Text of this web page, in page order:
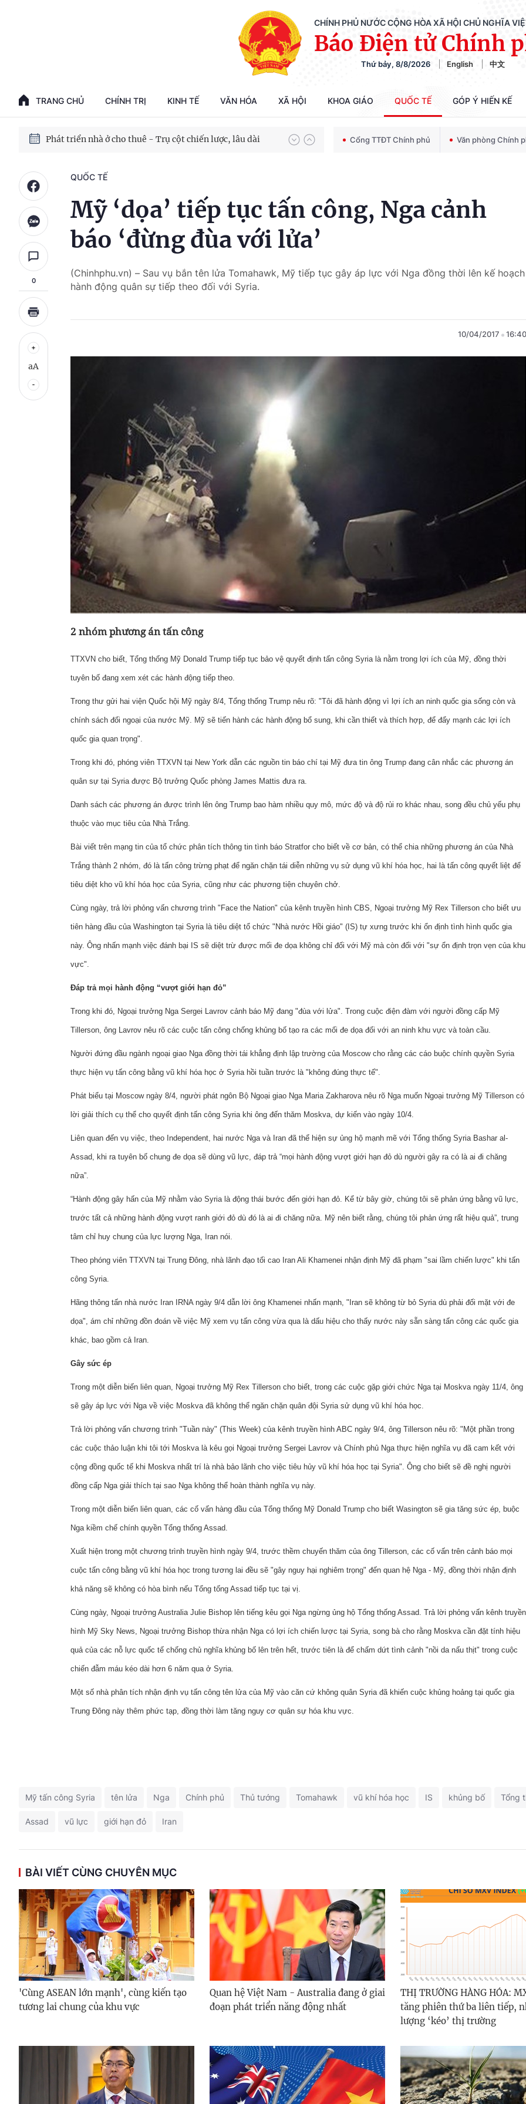
CHÍNH PHỦ NƯỚC CỘNG HÒA XÃ HỘI CHỦ NGHĨA
Báo Điện tử Chính
Thứ bảy, 8/8/2026 English 中文
TRANG CHỦ CHÍNH TRỊ KINH TẾ VĂN HÓA XÃ HỘI KHOA GIÁO QUỐC TẾ GÓP Ý HIẾN KẾ
Phát triển kinh tế nhà nước trong kỷ nguyên mới
Chiến dịch 500 ngày đêm tìm kiếm, quy tập và xác định danh tính hài cốt liệt sĩ
Bảo vệ nền tảng tư tưởng của Đảng trong kỷ nguyên phát triển mới
Phát triển nhà ở cho thuê - Trụ cột chiến lược, lâu dài Cổng TTĐT Chính phủ Văn phòng Chính
0
aA
QUỐC TẾ
Mỹ ‘dọa’ tiếp tục tấn công, Nga cảnh
báo ‘đừng đùa với lửa’
(Chinhphu.vn) – Sau vụ bắn tên lửa Tomahawk, Mỹ tiếp tục gây áp lực với Nga đồng thời lên kế hoạch
hành động quân sự tiếp theo đối với Syria.
10/04/2017 16:40
2 nhóm phương án tấn công
TTXVN cho biết, Tổng thống Mỹ Donald Trump tiếp tục bảo vệ quyết định tấn công Syria là nằm trong lợi ích của Mỹ, đồng thời
tuyên bố đang xem xét các hành động tiếp theo.
Trong thư gửi hai viện Quốc hội Mỹ ngày 8/4, Tổng thống Trump nêu rõ: "Tôi đã hành động vì lợi ích an ninh quốc gia sống còn và
chính sách đối ngoại của nước Mỹ. Mỹ sẽ tiến hành các hành động bổ sung, khi cần thiết và thích hợp, để đẩy mạnh các lợi ích
quốc gia quan trọng".
Trong khi đó, phóng viên TTXVN tại New York dẫn các nguồn tin báo chí tại Mỹ đưa tin ông Trump đang cân nhắc các phương án
quân sự tại Syria được Bộ trưởng Quốc phòng James Mattis đưa ra.
Danh sách các phương án được trình lên ông Trump bao hàm nhiều quy mô, mức độ và độ rủi ro khác nhau, song đều chủ yếu phụ
thuộc vào mục tiêu của Nhà Trắng.
Bài viết trên mạng tin của tổ chức phân tích thông tin tình báo Stratfor cho biết về cơ bản, có thể chia những phương án của Nhà
Trắng thành 2 nhóm, đó là tấn công trừng phạt để ngăn chặn tái diễn những vụ sử dụng vũ khí hóa học, hai là tấn công quyết liệt để
tiêu diệt kho vũ khí hóa học của Syria, cũng như các phương tiện chuyên chở.
Cùng ngày, trả lời phỏng vấn chương trình "Face the Nation" của kênh truyền hình CBS, Ngoại trưởng Mỹ Rex Tillerson cho biết ưu
tiên hàng đầu của Washington tại Syria là tiêu diệt tổ chức "Nhà nước Hồi giáo" (IS) tự xưng trước khi ổn định tình hình quốc gia
này. Ông nhấn mạnh việc đánh bại IS sẽ diệt trừ được mối đe dọa không chỉ đối với Mỹ mà còn đối với "sự ổn định trọn vẹn của khu
vực".
Đáp trả mọi hành động “vượt giới hạn đỏ”
Trong khi đó, Ngoại trưởng Nga Sergei Lavrov cảnh báo Mỹ đang "đùa với lửa". Trong cuộc điện đàm với người đồng cấp Mỹ
Tillerson, ông Lavrov nêu rõ các cuộc tấn công chống khủng bố tạo ra các mối đe dọa đối với an ninh khu vực và toàn cầu.
Người đứng đầu ngành ngoại giao Nga đồng thời tái khẳng định lập trường của Moscow cho rằng các cáo buộc chính quyền Syria
thực hiện vụ tấn công bằng vũ khí hóa học ở Syria hồi tuần trước là "không đúng thực tế".
Phát biểu tại Moscow ngày 8/4, người phát ngôn Bộ Ngoại giao Nga Maria Zakharova nêu rõ Nga muốn Ngoại trưởng Mỹ Tillerson có
lời giải thích cụ thể cho quyết định tấn công Syria khi ông đến thăm Moskva, dự kiến vào ngày 10/4.
Liên quan đến vụ việc, theo Independent, hai nước Nga và Iran đã thể hiện sự ủng hộ mạnh mẽ với Tổng thống Syria Bashar al-
Assad, khi ra tuyên bố chung đe dọa sẽ dùng vũ lực, đáp trả “mọi hành động vượt giới hạn đỏ dù người gây ra có là ai đi chăng
nữa”.
“Hành động gây hấn của Mỹ nhằm vào Syria là động thái bước đến giới hạn đỏ. Kể từ bây giờ, chúng tôi sẽ phản ứng bằng vũ lực,
trước tất cả những hành động vượt ranh giới đỏ dù đó là ai đi chăng nữa. Mỹ nên biết rằng, chúng tôi phản ứng rất hiệu quả”, trung
tâm chỉ huy chung của lực lượng Nga, Iran nói.
Theo phóng viên TTXVN tại Trung Đông, nhà lãnh đạo tối cao Iran Ali Khamenei nhận định Mỹ đã phạm "sai lầm chiến lược" khi tấn
công Syria.
Hãng thông tấn nhà nước Iran IRNA ngày 9/4 dẫn lời ông Khamenei nhấn mạnh, "Iran sẽ không từ bỏ Syria dù phải đối mặt với đe
dọa", ám chỉ những đồn đoán về việc Mỹ xem vụ tấn công vừa qua là dấu hiệu cho thấy nước này sẵn sàng tấn công các quốc gia
khác, bao gồm cả Iran.
Gây sức ép
Trong một diễn biến liên quan, Ngoại trưởng Mỹ Rex Tillerson cho biết, trong các cuộc gặp giới chức Nga tại Moskva ngày 11/4, ông
sẽ gây áp lực với Nga về việc Moskva đã không thể ngăn chặn quân đội Syria sử dụng vũ khí hóa học.
Trả lời phỏng vấn chương trình "Tuần này" (This Week) của kênh truyền hình ABC ngày 9/4, ông Tillerson nêu rõ: "Một phần trong
các cuộc thảo luận khi tôi tới Moskva là kêu gọi Ngoại trưởng Sergei Lavrov và Chính phủ Nga thực hiện nghĩa vụ đã cam kết với
cộng đồng quốc tế khi Moskva nhất trí là nhà bảo lãnh cho việc tiêu hủy vũ khí hóa học tại Syria". Ông cho biết sẽ đề nghị người
đồng cấp Nga giải thích tại sao Nga không thể hoàn thành nghĩa vụ này.
Trong một diễn biến liên quan, các cố vấn hàng đầu của Tổng thống Mỹ Donald Trump cho biết Wasington sẽ gia tăng sức ép, buộc
Nga kiềm chế chính quyền Tổng thống Assad.
Xuất hiện trong một chương trình truyền hình ngày 9/4, trước thềm chuyến thăm của ông Tillerson, các cố vấn trên cảnh báo mọi
cuộc tấn công bằng vũ khí hóa học trong tương lai đều sẽ "gây nguy hại nghiêm trọng" đến quan hệ Nga - Mỹ, đồng thời nhận định
khả năng sẽ không có hòa bình nếu Tổng tống Assad tiếp tục tại vị.
Cùng ngày, Ngoại trưởng Australia Julie Bishop lên tiếng kêu gọi Nga ngừng ủng hộ Tổng thống Assad. Trả lời phỏng vấn kênh truyền
hình Mỹ Sky News, Ngoại trưởng Bishop thừa nhận Nga có lợi ích chiến lược tại Syria, song bà cho rằng Moskva cần đặt tính hiệu
quả của các nỗ lực quốc tế chống chủ nghĩa khủng bố lên trên hết, trước tiên là để chấm dứt tình cảnh "nồi da nấu thịt" trong cuộc
chiến đẫm máu kéo dài hơn 6 năm qua ở Syria.
Một số nhà phân tích nhận định vụ tấn công tên lửa của Mỹ vào căn cứ không quân Syria đã khiến cuộc khủng hoảng tại quốc gia
Trung Đông này thêm phức tạp, đồng thời làm tăng nguy cơ quân sự hóa khu vực.
Mỹ tấn công Syria tên lửa Nga Chính phủ Thủ tướng Tomahawk vũ khí hóa học IS khủng bố Tổng
Assad vũ lực giới hạn đỏ Iran
BÀI VIẾT CÙNG CHUYÊN MỤC
'Cùng ASEAN lớn mạnh', cùng kiến tạo
tương lai chung của khu vực
Quan hệ Việt Nam - Australia đang ở giai
đoạn phát triển năng động nhất
THỊ TRƯỜNG HÀNG HÓA:
tăng phiên thứ ba liên tiếp,
lượng ‘kéo’ thị trường